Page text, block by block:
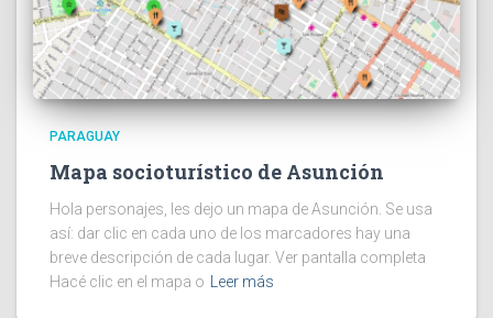
PARAGUAY
Mapa socioturístico de Asunción
Hola personajes, les dejo un mapa de Asunción. Se usa
así: dar clic en cada uno de los marcadores hay una
breve descripción de cada lugar. Ver pantalla completa
Hacé clic en el mapa o
Leer más